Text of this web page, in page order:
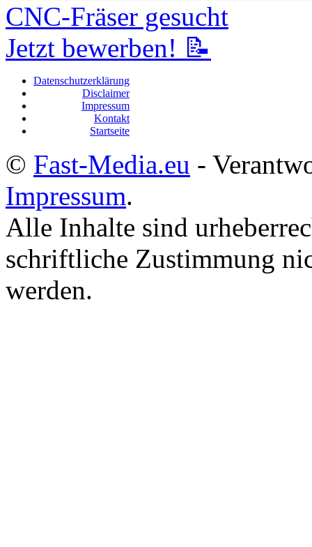
CNC-Fräser gesucht
Jetzt bewerben! 📝
Datenschutzerklärung
Disclaimer
Impressum
Kontakt
Startseite
© Fast-Media.eu -
Impressum.
Alle Inhalte sind
schriftliche Zustimmung
werden.